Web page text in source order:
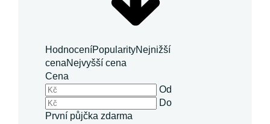
HodnoceníPopularityNejnižší
cenaNejvyšší cena
Cena
Od
Do
První půjčka zdarma